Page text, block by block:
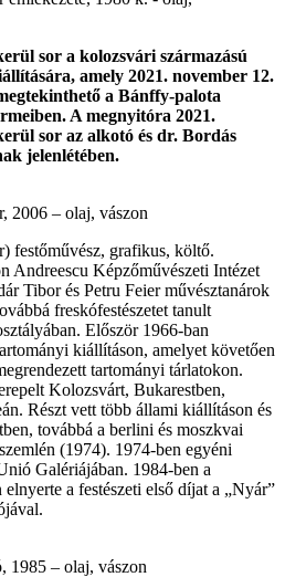
sor a kolozsvári származású
amely 2021. november 12.
a Bánffy-palota
A megnyitóra 2021.
sor az alkotó és dr. Bordás
jelenlétében.
2006 – olaj, vászon
festőművész, grafikus, költő.
Andreescu Képzőművészeti Intézet
Tibor és Petru Feier művésztanárok
freskófestészetet tanult
Először 1966-ban
kiállításon, amelyet követően
tartományi tárlatokon.
Kolozsvárt, Bukarestben,
Részt vett több állami kiállításon és
továbbá a berlini és moszkvai
(1974). 1974-ben egyéni
Galériájában. 1984-ben a
a festészeti első díjat a „Nyár”
1985 – olaj, vászon